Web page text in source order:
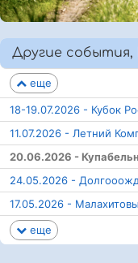
Другие события,
еще
18-19.07.2026 - Кубок
11.07.2026 - Летний
20.06.2026 -
24.05.2026 -
17.05.2026 -
еще